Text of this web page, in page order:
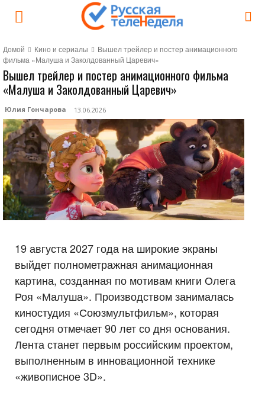
Домой Кино и сериалы
Вышел трейлер и постер анимационного
фильма «Малуша и Заколдованный Царевич»
Вышел трейлер и постер анимационного фильма
«Малуша и Заколдованный Царевич»
Юлия Гончарова 13.06.2026
19 августа 2027 года на широкие экраны
выйдет полнометражная анимационная
картина, созданная по мотивам книги Олега
Роя «Малуша». Производством занималась
киностудия «Союзмультфильм», которая
сегодня отмечает 90 лет со дня основания.
Лента станет первым российским проектом,
выполненным в инновационной технике
«живописное 3D».